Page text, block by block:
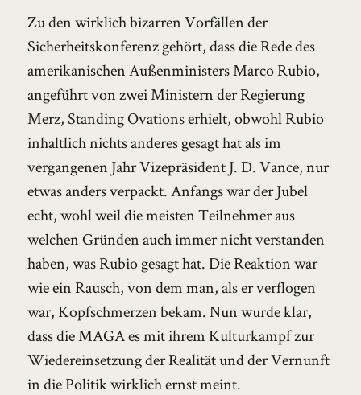
Zu den wirklich bizarren Vorfällen der
Sicherheitskonferenz gehört, dass die Rede des
amerikanischen Außenministers Marco Rubio,
angeführt von zwei Ministern der Regierung
Merz, Standing Ovations erhielt, obwohl Rubio
inhaltlich nichts anderes gesagt hat als im
vergangenen Jahr Vizepräsident J. D. Vance, nur
etwas anders verpackt. Anfangs war der Jubel
echt, wohl weil die meisten Teilnehmer aus
welchen Gründen auch immer nicht verstanden
haben, was Rubio gesagt hat. Die Reaktion war
wie ein Rausch, von dem man, als er verflogen
war, Kopfschmerzen bekam. Nun wurde klar,
dass die MAGA es mit ihrem Kulturkampf zur
Wiedereinsetzung der Realität und der Vernunft
in die Politik wirklich ernst meint.